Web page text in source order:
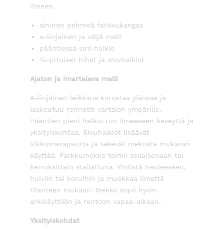
ilmeen.
sininen pehmeä farkkukangas
a-linjainen ja väljä malli
pääntiessä siro halkio
¾-pituiset hihat ja sivuhalkiot
Ajaton ja imarteleva malli
A-linjainen leikkaus korostaa yläosaa ja
laskeutuu rennosti vartalon ympärille.
Pääntien pieni halkio tuo ilmeeseen keveyttä ja
yksityiskohtaa. Sivuhalkiot lisäävät
liikkumavapautta ja tekevät mekosta mukavan
käyttää. Farkkumekko toimii sellaisenaan tai
kerroksittain stailattuna. Yhdistä neuleeseen,
huiviin tai koruihin ja muokkaa ilmettä
tilanteen mukaan. Mekko sopii hyvin
arkikäyttöön ja rentoon vapaa-aikaan.
Yksityiskohdat